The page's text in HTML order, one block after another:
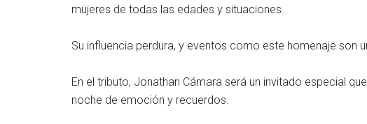
mujeres de todas las edades y situaciones.
Su influencia perdura, y eventos como este homenaje son
En el tributo, Jonathan Cámara será un invitado especial
noche de emoción y recuerdos.